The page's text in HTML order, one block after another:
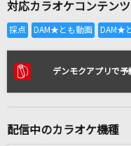
リアルタイ
対応カラオケコンテンツ
デンモクアプリで予
配信中のカラオケ機種